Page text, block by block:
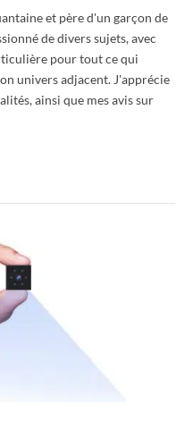
et père d'un garçon de
de divers sujets, avec
pour tout ce qui
univers adjacent. J'apprécie
ainsi que mes avis sur